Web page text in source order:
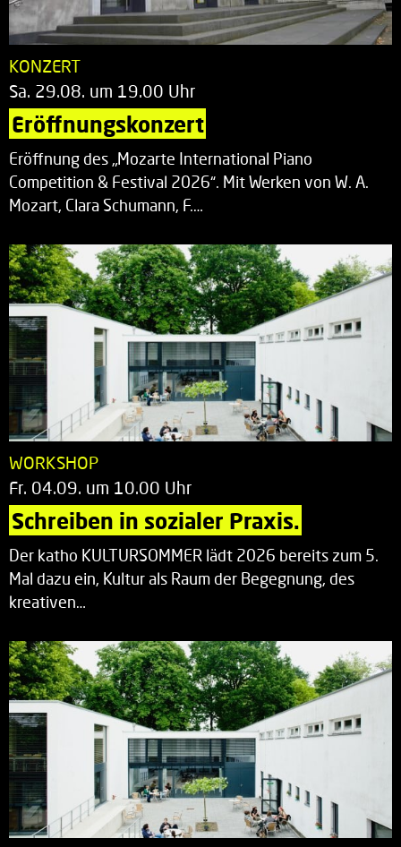
KONZERT
Sa. 29.08. um 19.00 Uhr
Eröffnungskonzert
Eröffnung des „Mozarte International Piano
Competition & Festival 2026“. Mit Werken von W. A.
Mozart, Clara Schumann, F.…
WORKSHOP
Fr. 04.09. um 10.00 Uhr
Schreiben in sozialer Praxis.
Der katho KULTURSOMMER lädt 2026 bereits zum 5.
Mal dazu ein, Kultur als Raum der Begegnung, des
kreativen…